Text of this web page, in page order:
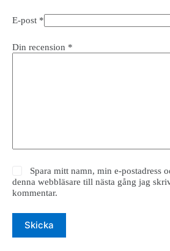
E-post *
Din recension *
Spara mitt namn, min e-postadress
denna webbläsare till nästa gång jag
kommentar.
Skicka